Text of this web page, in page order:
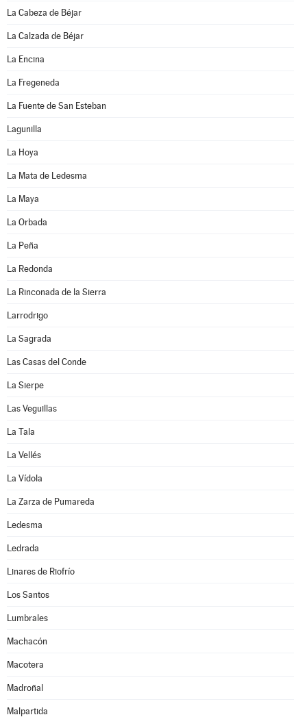
La Cabeza de Béjar
La Calzada de Béjar
La Encina
La Fregeneda
La Fuente de San Esteban
Lagunilla
La Hoya
La Mata de Ledesma
La Maya
La Orbada
La Peña
La Redonda
La Rinconada de la Sierra
Larrodrigo
La Sagrada
Las Casas del Conde
La Sierpe
Las Veguillas
La Tala
La Vellés
La Vídola
La Zarza de Pumareda
Ledesma
Ledrada
Linares de Riofrío
Los Santos
Lumbrales
Machacón
Macotera
Madroñal
Malpartida